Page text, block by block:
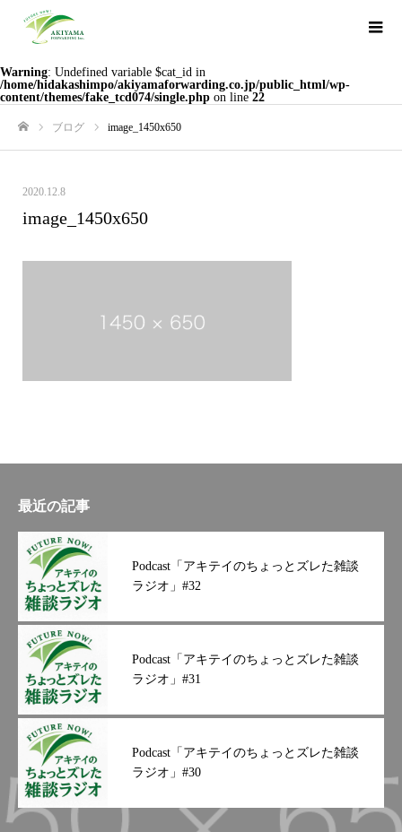
Warning: Undefined variable $cat_id in
/home/hidakashimpo/akiyamaforwarding.co.jp/public_html/wp-
content/themes/fake_tcd074/single.php on line 22
ブログ image_1450x650
2020.12.8
image_1450x650
最近の記事
Podcast「アキテイのちょっとズレた雑談
ラジオ」#32
Podcast「アキテイのちょっとズレた雑談
ラジオ」#31
Podcast「アキテイのちょっとズレた雑談
ラジオ」#30